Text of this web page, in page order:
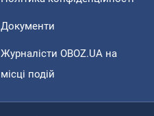
Документи
Журналісти OBOZ.UA на
місці подій